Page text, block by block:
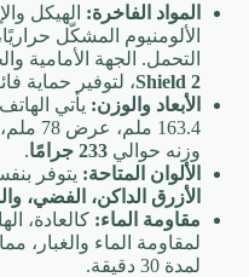
المواد الفاخرة: الهيكل
الألومنيوم المشكّل
التحمل. الجهة الأمامية
Shield 2، لتوفير حماية
الأبعاد والوزن: يأتي
وزنه حوالي 233 جرامًا
.
الألوان المتاحة: يتوفر
الأزرق الداكن، الفضي،
مقاومة الماء: كالعادة،
لمدة 30 دقيقة.